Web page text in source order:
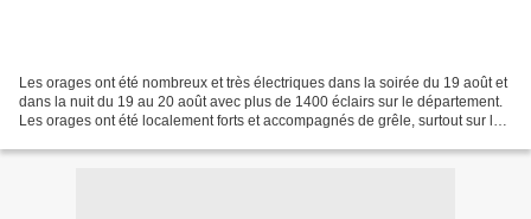
Les orages ont été nombreux et très électriques dans la soirée du 19 août et
dans la nuit du 19 au 20 août avec plus de 1400 éclairs sur le département.
Les orages ont été localement forts et accompagnés de grêle, surtout sur les